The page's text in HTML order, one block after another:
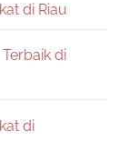
di Riau
di
di